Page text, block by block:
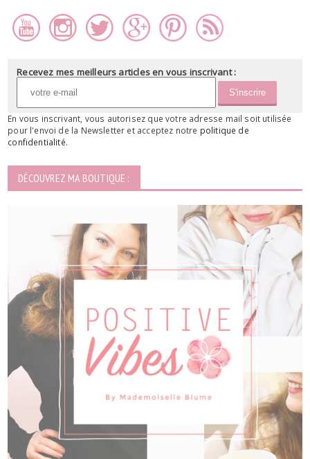
Recevez mes meilleurs articles en vous inscrivant :
En vous inscrivant, vous autorisez que votre adresse mail soit utilisée
pour l'envoi de la Newsletter et acceptez notre politique de
confidentialité.
DÉCOUVREZ MA BOUTIQUE :